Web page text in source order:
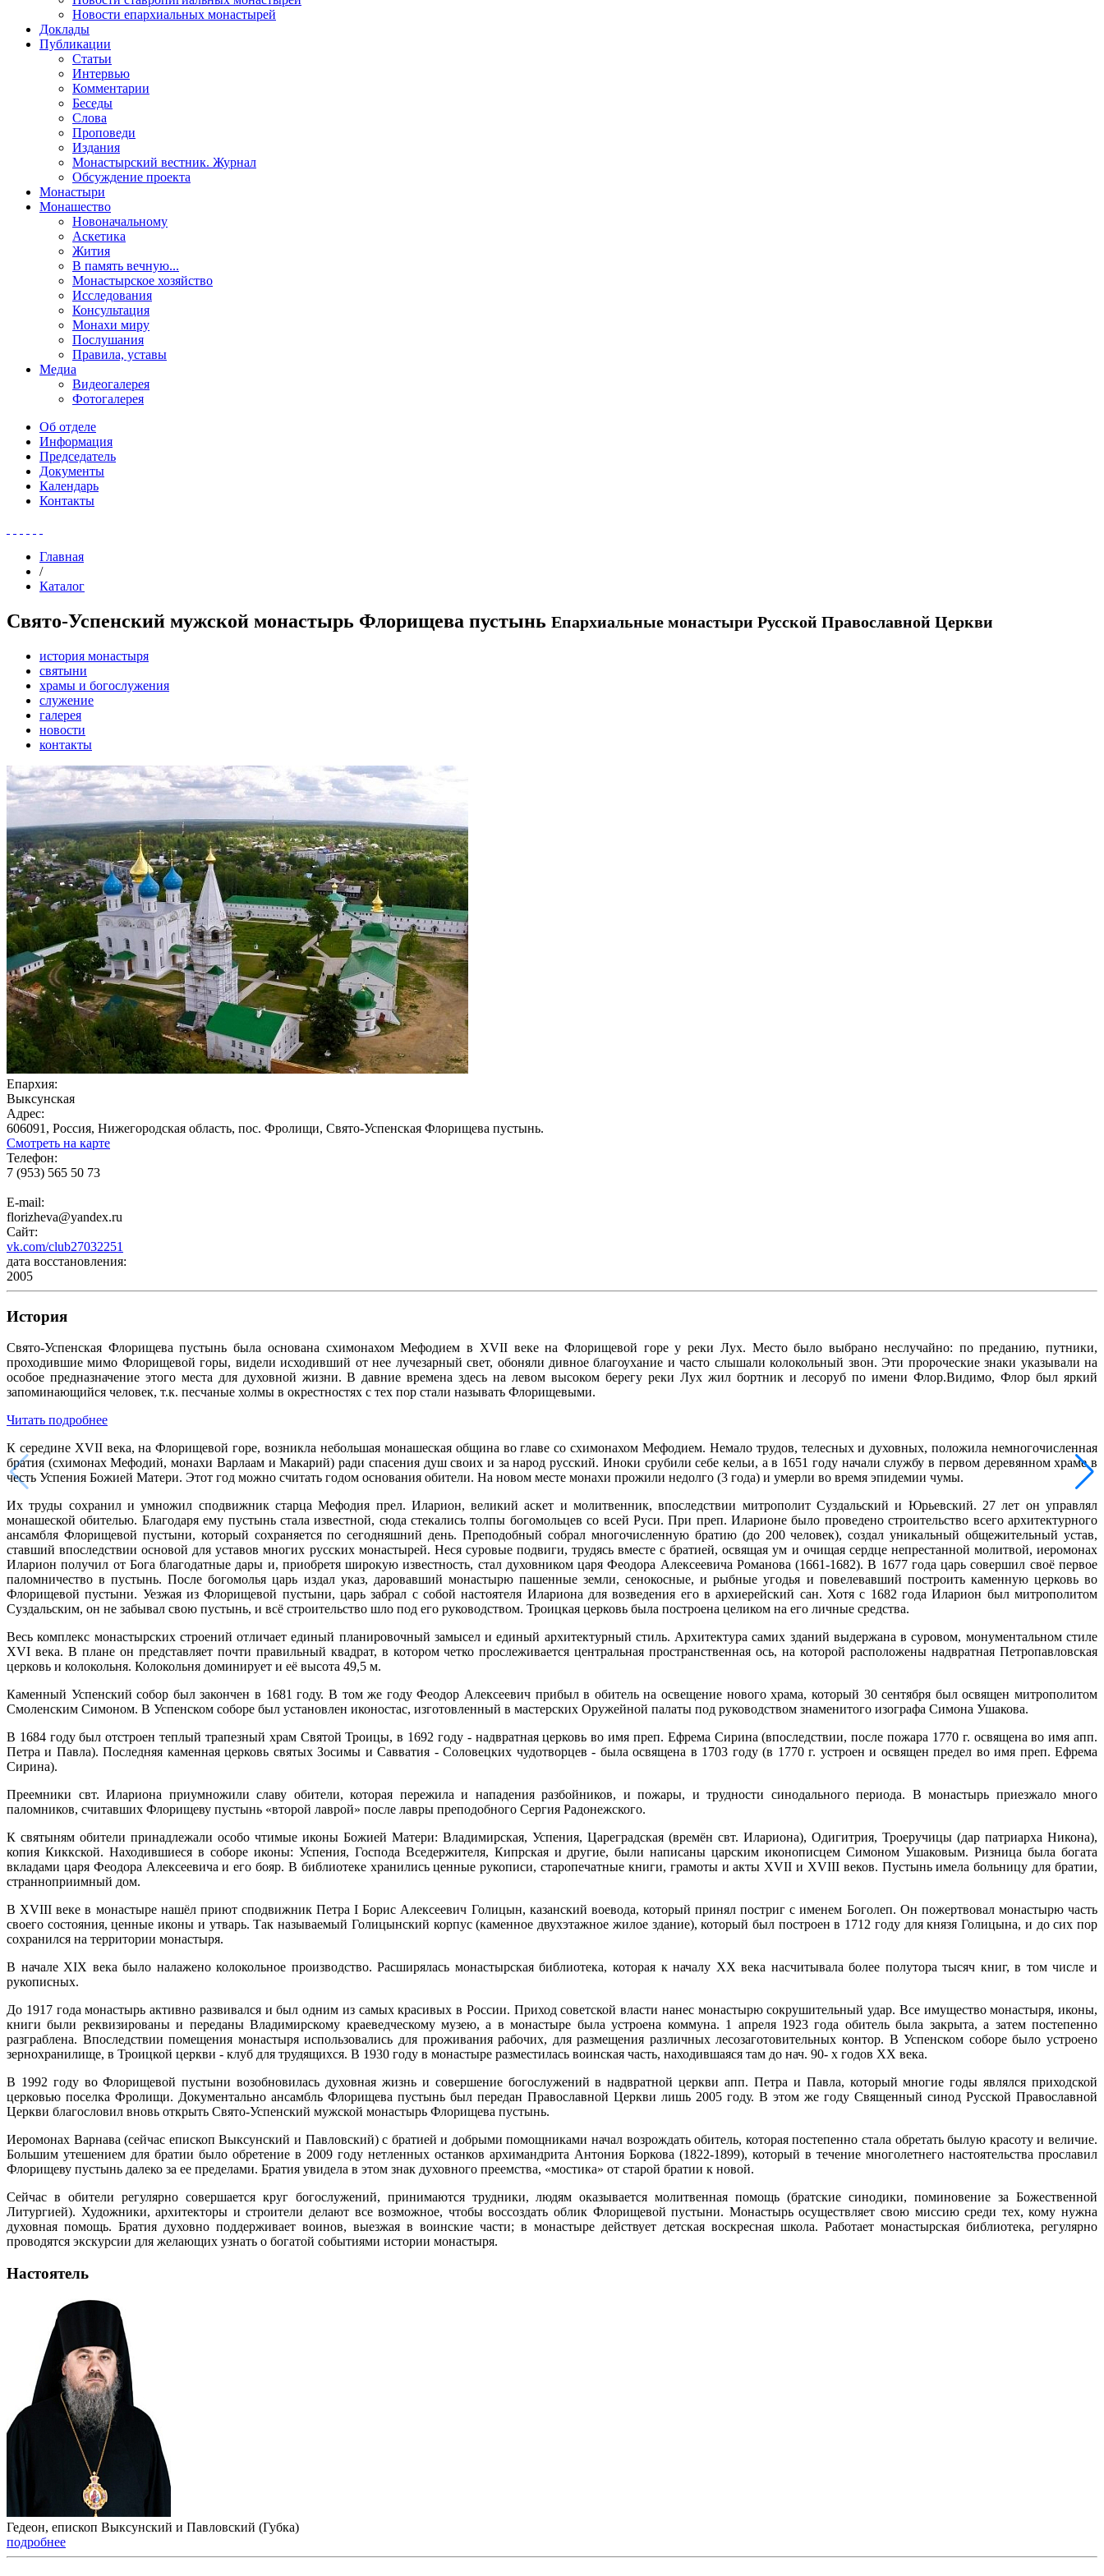
Новости епархиальных монастырей
Доклады
Публикации
Статьи
Интервью
Комментарии
Беседы
Слова
Проповеди
Издания
Монастырский вестник. Журнал
Обсуждение проекта
Монастыри
Монашество
Новоначальному
Аскетика
Жития
В память вечную...
Монастырское хозяйство
Исследования
Консультация
Монахи миру
Послушания
Правила, уставы
Медиа
Видеогалерея
Фотогалерея
Об отделе
Информация
Председатель
Документы
Календарь
Контакты
Главная
/
Каталог
Свято-Успенский мужской монастырь Флорищева пустынь Епархиальные монастыри Русской Православной Церкви
история монастыря
святыни
храмы и богослужения
служение
галерея
новости
контакты
Епархия:
Выксунская
Адрес:
606091, Россия, Нижегородская область, пос. Фролищи, Свято-Успенская Флорищева пустынь.
Смотреть на карте
Телефон:
7 (953) 565 50 73
E-mail:
florizheva@yandex.ru
Сайт:
vk.com/club27032251
дата восстановления:
2005
История
Свято-Успенская Флорищева пустынь была основана схимонахом Мефодием в XVII веке на Флорищевой горе у реки Лух. Место было выбрано неслучайно: по преданию, путники,
проходившие мимо Флорищевой горы, видели исходивший от нее лучезарный свет, обоняли дивное благоухание и часто слышали колокольный звон. Эти пророческие знаки указывали на
особое предназначение этого места для духовной жизни. В давние времена здесь на левом высоком берегу реки Лух жил бортник и лесоруб по имени Флор.Видимо, Флор был яркий
запоминающийся человек, т.к. песчаные холмы в окрестностях с тех пор стали называть Флорищевыми.
Читать подробнее
К середине XVII века, на Флорищевой горе, возникла небольшая монашеская община во главе со схимонахом Мефодием. Немало трудов, телесных и духовных, положила немногочисленная
братия (схимонах Мефодий, монахи Варлаам и Макарий) ради спасения душ своих и за народ русский. Иноки срубили себе кельи, а в 1651 году начали службу в первом деревянном храме в
честь Успения Божией Матери. Этот год можно считать годом основания обители. На новом месте монахи прожили недолго (3 года) и умерли во время эпидемии чумы.
Их труды сохранил и умножил сподвижник старца Мефодия прел. Иларион, великий аскет и молитвенник, впоследствии митрополит Суздальский и Юрьевский. 27 лет он управлял
монашеской обителью. Благодаря ему пустынь стала известной, сюда стекались толпы богомольцев со всей Руси. При преп. Иларионе было проведено строительство всего архитектурного
ансамбля Флорищевой пустыни, который сохраняется по сегодняшний день. Преподобный собрал многочисленную братию (до 200 человек), создал уникальный общежительный устав,
ставший впоследствии основой для уставов многих русских монастырей. Неся суровые подвиги, трудясь вместе с братией, освящая ум и очищая сердце непрестанной молитвой, иеромонах
Иларион получил от Бога благодатные дары и, приобретя широкую известность, стал духовником царя Феодора Алексеевича Романова (1661-1682). В 1677 года царь совершил своё первое
паломничество в пустынь. После богомолья царь издал указ, даровавший монастырю пашенные земли, сенокосные, и рыбные угодья и повелевавший построить каменную церковь во
Флорищевой пустыни. Уезжая из Флорищевой пустыни, царь забрал с собой настоятеля Илариона для возведения его в архиерейский сан. Хотя с 1682 года Иларион был митрополитом
Суздальским, он не забывал свою пустынь, и всё строительство шло под его руководством. Троицкая церковь была построена целиком на его личные средства.
Весь комплекс монастырских строений отличает единый планировочный замысел и единый архитектурный стиль. Архитектура самих зданий выдержана в суровом, монументальном стиле
XVI века. В плане он представляет почти правильный квадрат, в котором четко прослеживается центральная пространственная ось, на которой расположены надвратная Петропавловская
церковь и колокольня. Колокольня доминирует и её высота 49,5 м.
Каменный Успенский собор был закончен в 1681 году. В том же году Феодор Алексеевич прибыл в обитель на освещение нового храма, который 30 сентября был освящен митрополитом
Смоленским Симоном. В Успенском соборе был установлен иконостас, изготовленный в мастерских Оружейной палаты под руководством знаменитого изографа Симона Ушакова.
В 1684 году был отстроен теплый трапезный храм Святой Троицы, в 1692 году - надвратная церковь во имя преп. Ефрема Сирина (впоследствии, после пожара 1770 г. освящена во имя апп.
Петра и Павла). Последняя каменная церковь святых Зосимы и Савватия - Соловецких чудотворцев - была освящена в 1703 году (в 1770 г. устроен и освящен предел во имя преп. Ефрема
Сирина).
Преемники свт. Илариона приумножили славу обители, которая пережила и нападения разбойников, и пожары, и трудности синодального периода. В монастырь приезжало много
паломников, считавших Флорищеву пустынь «второй лаврой» после лавры преподобного Сергия Радонежского.
К святыням обители принадлежали особо чтимые иконы Божией Матери: Владимирская, Успения, Цареградская (времён свт. Илариона), Одигитрия, Троеручицы (дар патриарха Никона),
копия Киккской. Находившиеся в соборе иконы: Успения, Господа Вседержителя, Кипрская и другие, были написаны царским иконописцем Симоном Ушаковым. Ризница была богата
вкладами царя Феодора Алексеевича и его бояр. В библиотеке хранились ценные рукописи, старопечатные книги, грамоты и акты XVII и XVIII веков. Пустынь имела больницу для братии,
странноприимный дом.
В XVIII веке в монастыре нашёл приют сподвижник Петра I Борис Алексеевич Голицын, казанский воевода, который принял постриг с именем Боголеп. Он пожертвовал монастырю часть
своего состояния, ценные иконы и утварь. Так называемый Голицынский корпус (каменное двухэтажное жилое здание), который был построен в 1712 году для князя Голицына, и до сих пор
сохранился на территории монастыря.
В начале XIX века было налажено колокольное производство. Расширялась монастырская библиотека, которая к началу XX века насчитывала более полутора тысяч книг, в том числе и
рукописных.
До 1917 года монастырь активно развивался и был одним из самых красивых в России. Приход советской власти нанес монастырю сокрушительный удар. Все имущество монастыря, иконы,
книги были реквизированы и переданы Владимирскому краеведческому музею, а в монастыре была устроена коммуна. 1 апреля 1923 года обитель была закрыта, а затем постепенно
разграблена. Впоследствии помещения монастыря использовались для проживания рабочих, для размещения различных лесозаготовительных контор. В Успенском соборе было устроено
зернохранилище, в Троицкой церкви - клуб для трудящихся. В 1930 году в монастыре разместилась воинская часть, находившаяся там до нач. 90- х годов ХХ века.
В 1992 году во Флорищевой пустыни возобновилась духовная жизнь и совершение богослужений в надвратной церкви апп. Петра и Павла, который многие годы являлся приходской
церковью поселка Фролищи. Документально ансамбль Флорищева пустынь был передан Православной Церкви лишь 2005 году. В этом же году Священный синод Русской Православной
Церкви благословил вновь открыть Свято-Успенский мужской монастырь Флорищева пустынь.
Иеромонах Варнава (сейчас епископ Выксунский и Павловский) с братией и добрыми помощниками начал возрождать обитель, которая постепенно стала обретать былую красоту и величие.
Большим утешением для братии было обретение в 2009 году нетленных останков архимандрита Антония Боркова (1822-1899), который в течение многолетнего настоятельства прославил
Флорищеву пустынь далеко за ее пределами. Братия увидела в этом знак духовного преемства, «мостика» от старой братии к новой.
Сейчас в обители регулярно совершается круг богослужений, принимаются трудники, людям оказывается молитвенная помощь (братские синодики, поминовение за Божественной
Литургией). Художники, архитекторы и строители делают все возможное, чтобы воссоздать облик Флорищевой пустыни. Монастырь осуществляет свою миссию среди тех, кому нужна
духовная помощь. Братия духовно поддерживает воинов, выезжая в воинские части; в монастыре действует детская воскресная школа. Работает монастырская библиотека, регулярно
проводятся экскурсии для желающих узнать о богатой событиями истории монастыря.
Настоятель
Гедеон, епископ Выксунский и Павловский (Губка)
подробнее